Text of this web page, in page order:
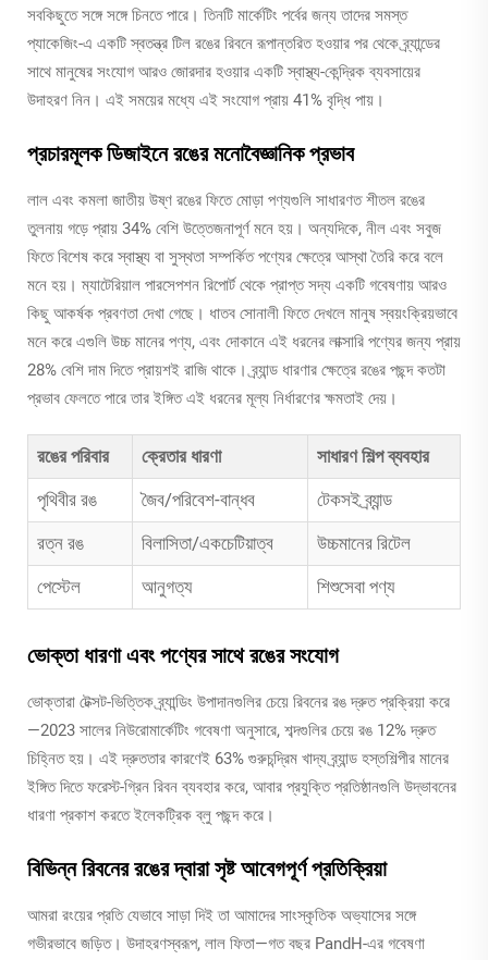
সবকিছুতে সঙ্গে সঙ্গে চিনতে পারে। তিনটি মার্কেটিং পর্বের জন্য তাদের সমস্ত
প্যাকেজিং-এ একটি স্বতন্ত্র টিল রঙের রিবনে রূপান্তরিত হওয়ার পর থেকে ব্র্যান্ডের
সাথে মানুষের সংযোগ আরও জোরদার হওয়ার একটি স্বাস্থ্য-কেন্দ্রিক ব্যবসায়ের
উদাহরণ নিন। এই সময়ের মধ্যে এই সংযোগ প্রায় 41% বৃদ্ধি পায়।
প্রচারমূলক ডিজাইনে রঙের মনোবৈজ্ঞানিক প্রভাব
লাল এবং কমলা জাতীয় উষ্ণ রঙের ফিতে মোড়া পণ্যগুলি সাধারণত শীতল রঙের
তুলনায় গড়ে প্রায় 34% বেশি উত্তেজনাপূর্ণ মনে হয়। অন্যদিকে, নীল এবং সবুজ
ফিতে বিশেষ করে স্বাস্থ্য বা সুস্থতা সম্পর্কিত পণ্যের ক্ষেত্রে আস্থা তৈরি করে বলে
মনে হয়। ম্যাটেরিয়াল পারসেপশন রিপোর্ট থেকে প্রাপ্ত সদ্য একটি গবেষণায় আরও
কিছু আকর্ষক প্রবণতা দেখা গেছে। ধাতব সোনালী ফিতে দেখলে মানুষ স্বয়ংক্রিয়ভাবে
মনে করে এগুলি উচ্চ মানের পণ্য, এবং দোকানে এই ধরনের লাক্সারি পণ্যের জন্য প্রায়
28% বেশি দাম দিতে প্রায়শই রাজি থাকে। ব্র্যান্ড ধারণার ক্ষেত্রে রঙের পছন্দ কতটা
প্রভাব ফেলতে পারে তার ইঙ্গিত এই ধরনের মূল্য নির্ধারণের ক্ষমতাই দেয়।
রঙের পরিবার ক্রেতার ধারণা
সাধারণ শিল্প ব্যবহার
পৃথিবীর রঙ
জৈব/পরিবেশ-বান্ধব
টেকসই ব্র্যান্ড
রত্ন রঙ
বিলাসিতা/একচেটিয়াত্ব
উচ্চমানের রিটেল
পেস্টেল
আনুগত্য শিশুসেবা পণ্য
ভোক্তা ধারণা এবং পণ্যের সাথে রঙের সংযোগ
ভোক্তারা টেক্সট-ভিত্তিক ব্র্যান্ডিং উপাদানগুলির চেয়ে রিবনের রঙ দ্রুত প্রক্রিয়া করে
—2023 সালের নিউরোমার্কেটিং গবেষণা অনুসারে, শব্দগুলির চেয়ে রঙ 12% দ্রুত
চিহ্নিত হয়। এই দ্রুততার কারণেই 63% গুরুচন্দ্রিম খাদ্য ব্র্যান্ড হস্তশিল্পীর মানের
ইঙ্গিত দিতে ফরেস্ট-গ্রিন রিবন ব্যবহার করে, আবার প্রযুক্তি প্রতিষ্ঠানগুলি উদ্ভাবনের
ধারণা প্রকাশ করতে ইলেকট্রিক ব্লু পছন্দ করে।
বিভিন্ন রিবনের রঙের দ্বারা সৃষ্ট আবেগপূর্ণ প্রতিক্রিয়া
আমরা রংয়ের প্রতি যেভাবে সাড়া দিই তা আমাদের সাংস্কৃতিক অভ্যাসের সঙ্গে
গভীরভাবে জড়িত। উদাহরণস্বরূপ, লাল ফিতা—গত বছর PandH-এর গবেষণা